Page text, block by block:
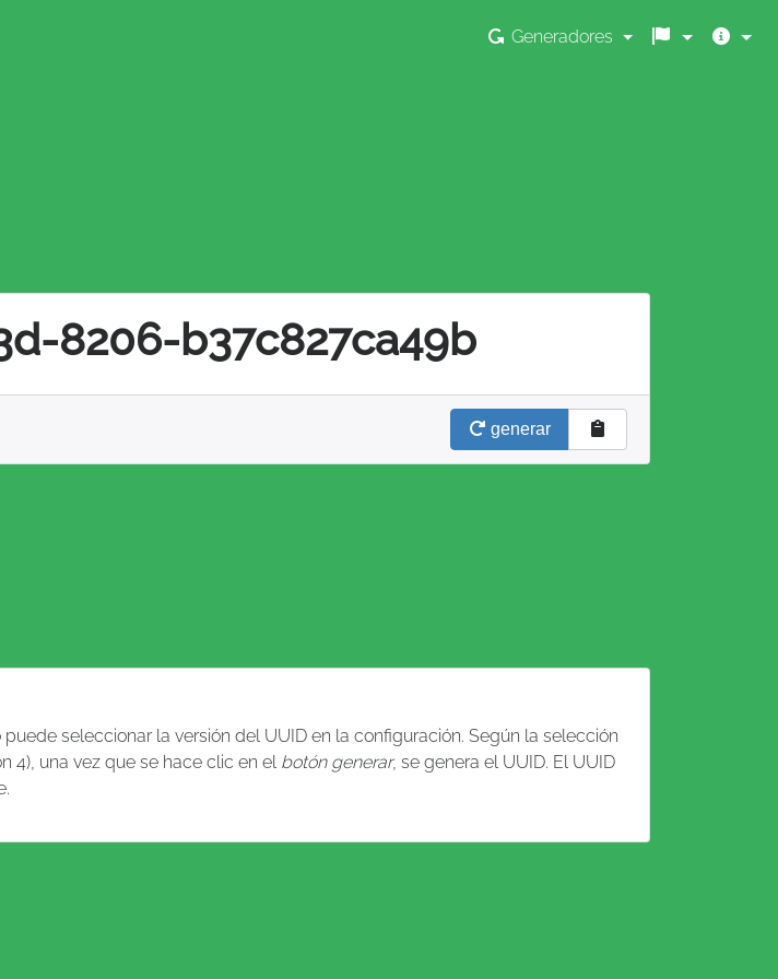
Generadores
8206-b37c827ca49b
generar
puede seleccionar la versión del UUID en la configuración. Según la selección
4), una vez que se hace clic en el botón generar, se genera el UUID. El UUID